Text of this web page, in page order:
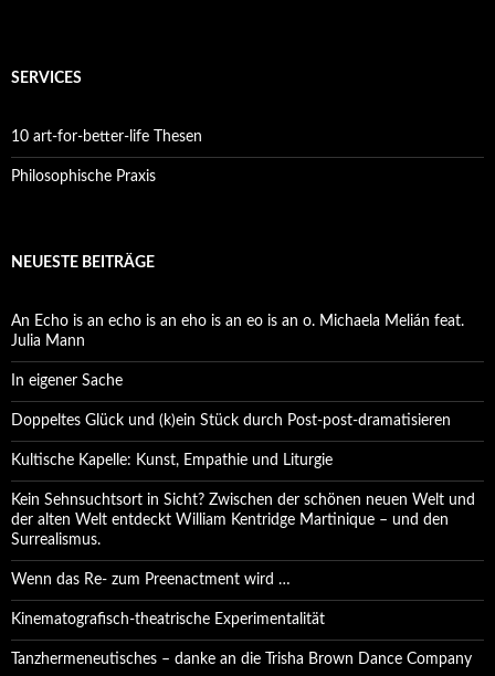
SERVICES
10 art-for-better-life Thesen
Philosophische Praxis
NEUESTE BEITRÄGE
An Echo is an echo is an eho is an eo is an o. Michaela Melián feat.
Julia Mann
In eigener Sache
Doppeltes Glück und (k)ein Stück durch Post-post-dramatisieren
Kultische Kapelle: Kunst, Empathie und Liturgie
Kein Sehnsuchtsort in Sicht? Zwischen der schönen neuen Welt und
der alten Welt entdeckt William Kentridge Martinique – und den
Surrealismus.
Wenn das Re- zum Preenactment wird …
Kinematografisch-theatrische Experimentalität
Tanzhermeneutisches – danke an die Trisha Brown Dance Company